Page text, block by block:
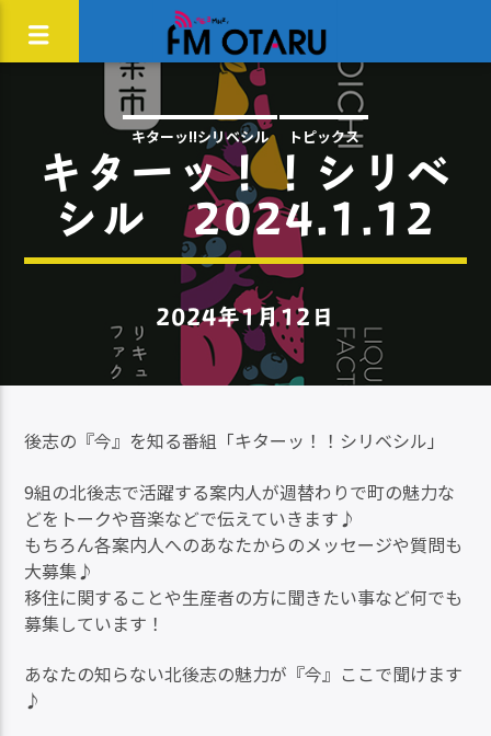
キターッ!!シリベシル トピックス
キターッ！！シリベ
シル 2024.1.12
2024年1月12日
後志の『今』を知る番組「キターッ！！シリベシル」
9組の北後志で活躍する案内人が週替わりで町の魅力な
どをトークや音楽などで伝えていきます♪
もちろん各案内人へのあなたからのメッセージや質問も
大募集♪
移住に関することや生産者の方に聞きたい事など何でも
募集しています！
あなたの知らない北後志の魅力が『今』ここで聞けます
♪